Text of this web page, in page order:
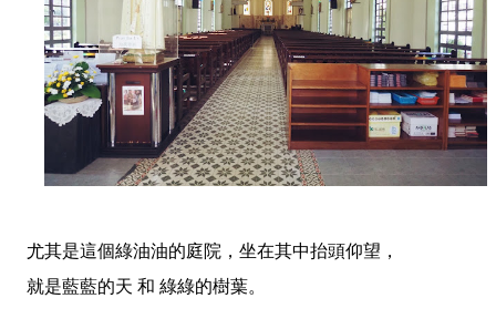
尤其是這個綠油油的庭院，坐在其中抬頭仰望，
就是藍藍的天 和 綠綠的樹葉。